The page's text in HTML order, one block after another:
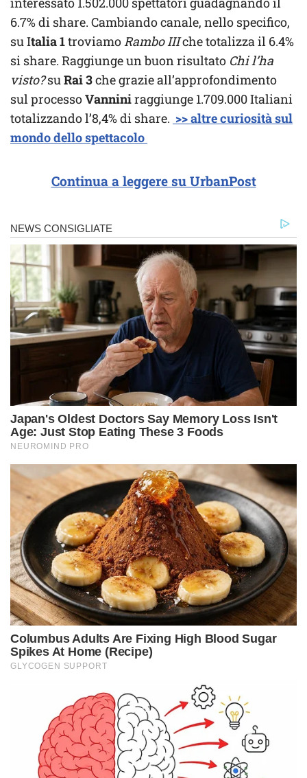
6.7% di share. Cambiando canale, nello specifico,
su Italia 1troviamo Rambo IIIche totalizza il 6.4%
si share. Raggiunge un buon risultato Chi l’ha
visto?su Rai 3che grazie all’approfondimento
sul processoVanniniraggiunge 1.709.000 Italiani
totalizzando l’8,4% di share. >> altre curiosità sul
mondo dello spettacolo
Continua a leggere su UrbanPost